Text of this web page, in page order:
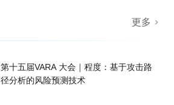
更多
第十五届VARA 大会｜程度：基于攻击路
径分析的风险预测技术